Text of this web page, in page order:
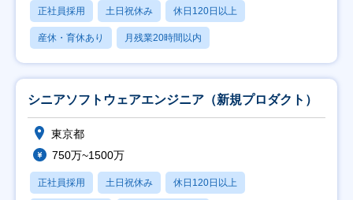
正社員採用 土日祝休み 休日120日以上
産休・育休あり 月残業20時間以内
シニアソフトウェアエンジニア（新規プロダクト）
東京都
750万~1500万
正社員採用 土日祝休み 休日120日以上